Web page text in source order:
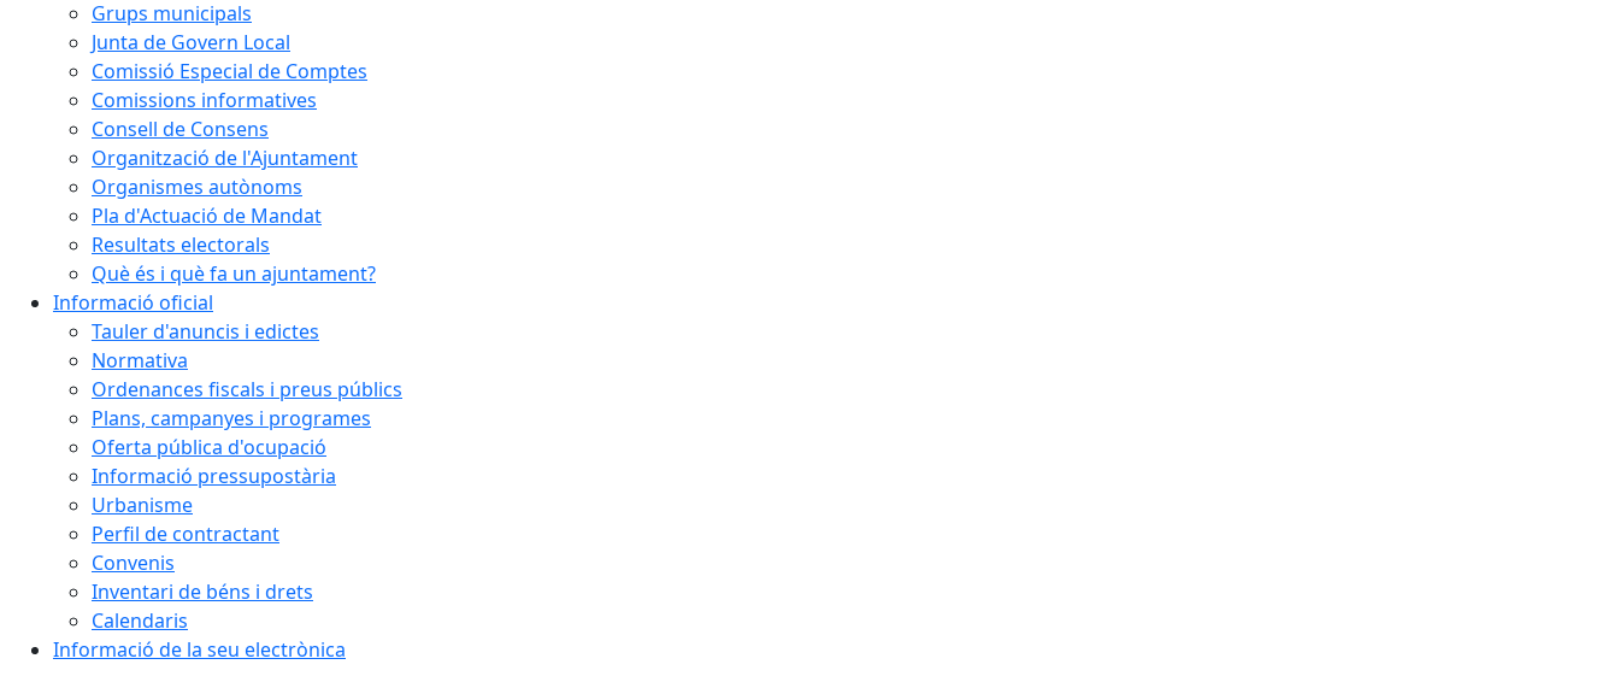
Grups municipals
Junta de Govern Local
Comissió Especial de Comptes
Comissions informatives
Consell de Consens
Organització de l'Ajuntament
Organismes autònoms
Pla d'Actuació de Mandat
Resultats electorals
Què és i què fa un ajuntament?
Informació oficial
Tauler d'anuncis i edictes
Normativa
Ordenances fiscals i preus públics
Plans, campanyes i programes
Oferta pública d'ocupació
Informació pressupostària
Urbanisme
Perfil de contractant
Convenis
Inventari de béns i drets
Calendaris
Informació de la seu electrònica